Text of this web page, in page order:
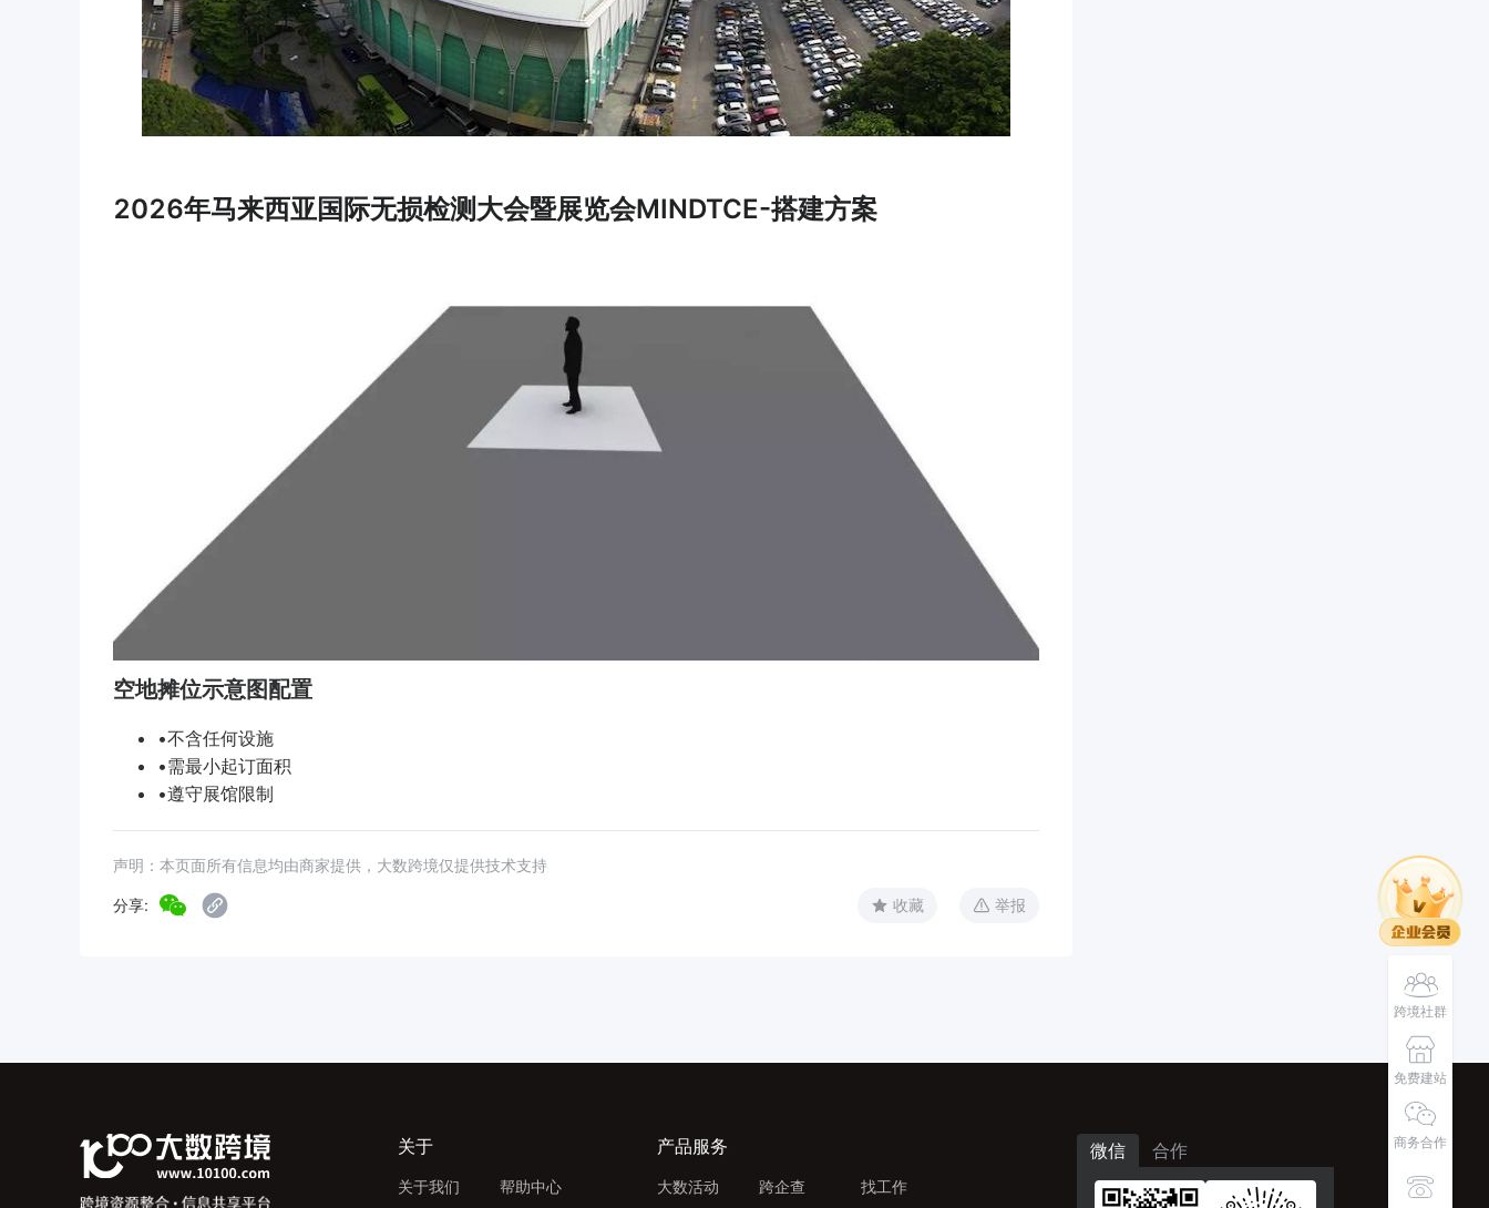
2026年马来西亚国际无损检测大会暨展览会MINDTCE-搭建方案
空地摊位示意图配置
•不含任何设施
•需最小起订面积
•遵守展馆限制
声明：本页面所有信息均由商家提供，大数跨境仅提供技术支持
分享: 收藏 举报
跨境社群
免费建站
商务合作
关于
关于我们 帮助中心
产品服务
大数活动 跨企查 找工作
微信 合作